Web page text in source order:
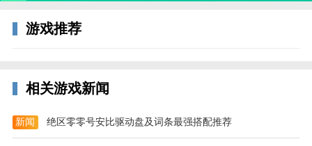
3、这里是您专属的多功能控制中心，后续的各项操作
游戏推荐
相关游戏新闻
新闻 绝区零零号安比驱动盘及词条最强搭配推荐